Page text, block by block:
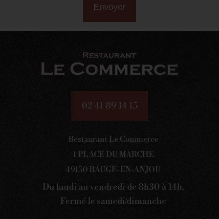
Envoyer
02 41 89 14 15
Restaurant Le Commerce
1 PLACE DU MARCHE
49150 BAUGE-EN-ANJOU
Du lundi au vendredi de 8h30 à 14h.
Fermé le samedi/dimanche